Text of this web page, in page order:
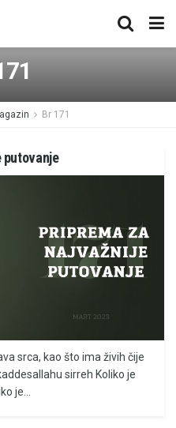
Br 171
putovanje
srca, kao što ima živih čije
sirreh Koliko je
je...